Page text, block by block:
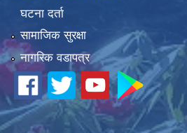
घटना दर्ता
सामाजिक सुरक्षा
नागरिक वडापत्र